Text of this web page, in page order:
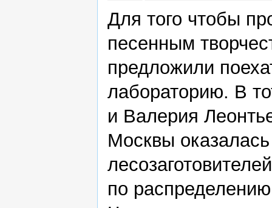
Для того чтобы
песенным
предложили
лабораторию. В
и Валерия
Москвы
по